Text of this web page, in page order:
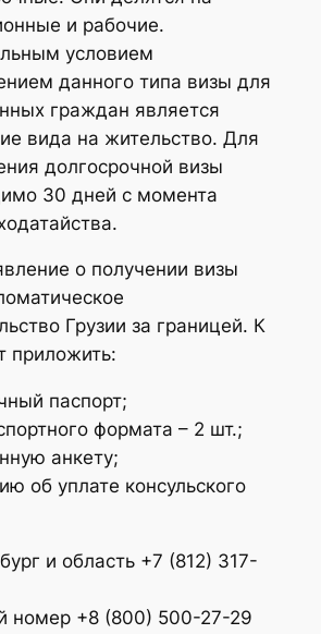
и рабочие.
условием
данного типа визы для
граждан является
вида на жительство. Для
долгосрочной визы
30 дней с момента
о получении визы
Грузии за границей. К
приложить:
паспорт;
формата – 2 шт.;
анкету;
об уплате консульского
и область +7 (812) 317-
номер +8 (800) 500-27-29